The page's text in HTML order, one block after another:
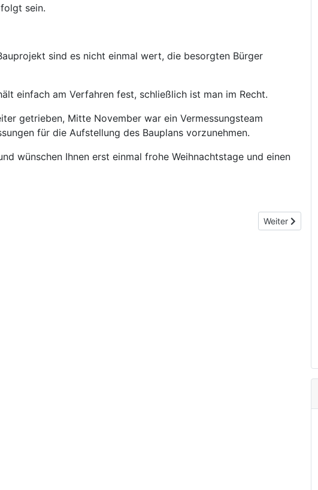
sein.
sind es nicht einmal wert, die besorgten Bürger
einfach am Verfahren fest, schließlich ist man im Recht.
getrieben, Mitte November war ein Vermessungsteam
für die Aufstellung des Bauplans vorzunehmen.
wünschen Ihnen erst einmal frohe Weihnachtstage und einen
Nächster
Weiter